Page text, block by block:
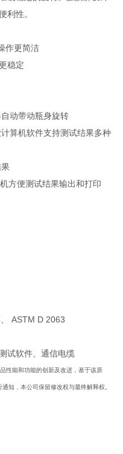
利性。
作更简洁
稳定
动带动瓶身旋转
算机软件支持测试结果多种
方便测试结果输出和打印
、
ASTM D 2063
试软件、通信电缆
性能和功能的创新及改进，基于该原
知，本公司保留修改权与最终解释权。